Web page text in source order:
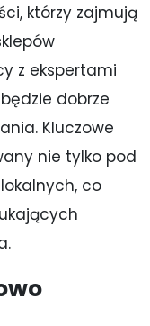
którzy zajmują
z ekspertami
dobrze
Kluczowe
nie tylko pod
co